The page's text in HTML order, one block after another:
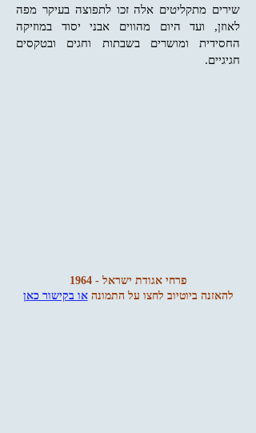
שירים מתקליטים אלה זכו לתפוצה בעיקר מפה
לאוזן, ועד היום מהווים אבני יסוד במוזיקה
החסידית ומושרים בשבתות וחגים ובטקסים
חגיגיים.
פרחי אגודת ישראל - 1964
להאזנה ביוטיוב לחצו על התמונהאו בקישור כאן